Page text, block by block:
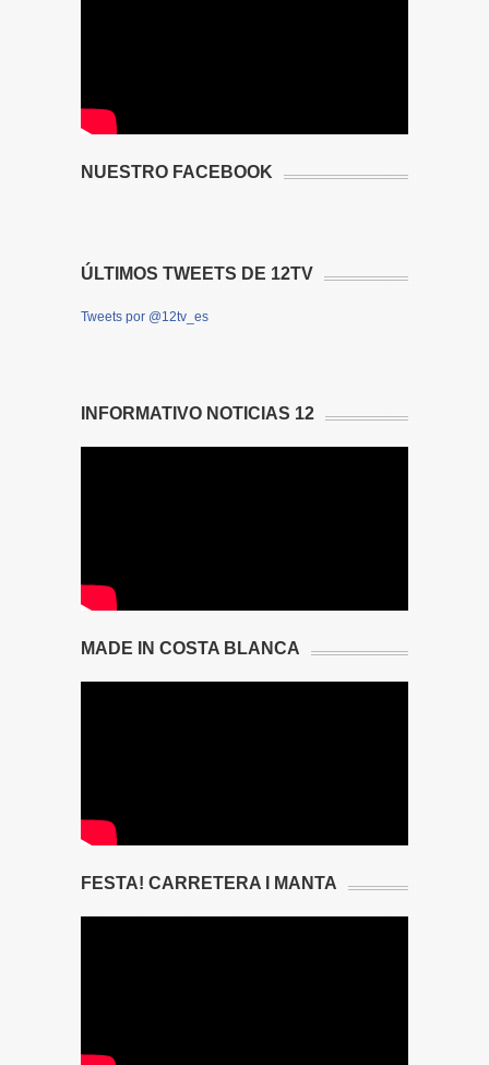
NUESTRO FACEBOOK
ÚLTIMOS TWEETS DE 12TV
Tweets por @12tv_es
INFORMATIVO NOTICIAS 12
MADE IN COSTA BLANCA
FESTA! CARRETERA I MANTA